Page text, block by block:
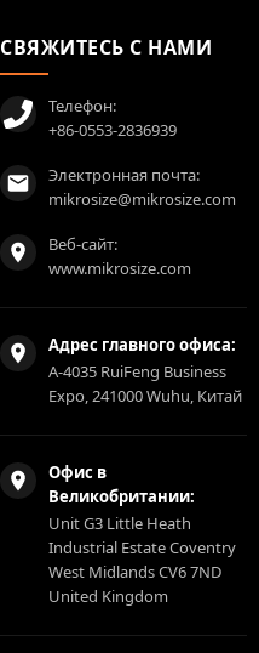
СВЯЖИТЕСЬ С НАМИ
Телефон:
+86-0553-2836939
Электронная почта:
mikrosize@mikrosize.com
Веб-сайт:
www.mikrosize.com
Адрес главного офиса:
A-4035 RuiFeng Business
Expo, 241000 Wuhu, Китай
Офис в
Великобритании:
Unit G3 Little Heath
Industrial Estate Coventry
West Midlands CV6 7ND
United Kingdom